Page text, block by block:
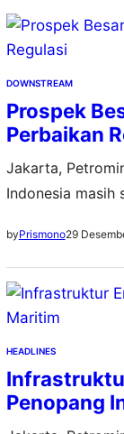
dan investasi
Widiastono,
sejalan dengan
DOWNSTREAM
Prospek
Perbaikan
Jakarta,
Indonesia masih
berdampak
sehingga
pelayaran
dinilai kurang
ekspor, kargo
byPrismono29
HEADLINES
Penopang